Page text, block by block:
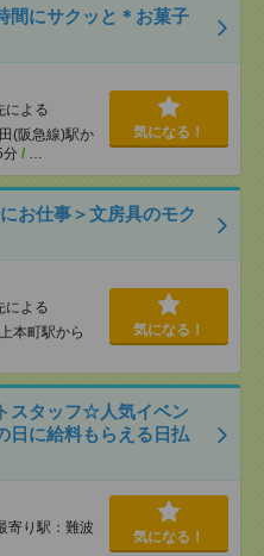
間にサクッと＊お菓子
による
(阪急線)駅か
分 / …
気になる！
お仕事＞文房具のモク
による
本町駅から
気になる！
スタッフ☆人気イベン
日に給料もらえる日払
寄り駅：難波
気になる！